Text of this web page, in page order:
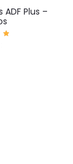
Plus –